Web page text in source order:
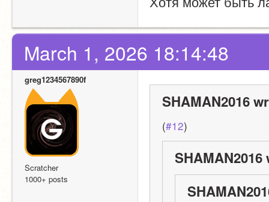
March 1, 2026 18:14:48
greg1234567890f
Scratcher
1000+ posts
SHAMAN2016
(#12)
SHAMAN2016